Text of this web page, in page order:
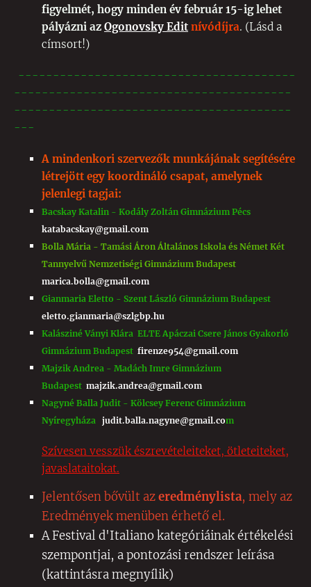
figyelmét, hogy minden év február 15-ig lehet
pályázni az Ogonovsky Edit nívódíjra. (Lásd a
címsort!)
----------------------------------------
----------------------------------------
----------------------------------------
---
A mindenkori szervezők munkájának segítésére
létrejött egy koordináló csapat, amelynek
jelenlegi tagjai:
Bacskay Katalin - Kodály Zoltán Gimnázium Pécs
katabacskay@gmail.com
Bolla Mária - Tamási Áron Általános Iskola és Német Két
Tannyelvű Nemzetiségi Gimnázium Budapest
marica.bolla@gmail.com
Gianmaria Eletto - Szent László Gimnázium Budapest
eletto.gianmaria@szlgbp.hu
Kalásziné Ványi Klára ELTE Apáczai Csere János Gyakorló
Gimnázium Budapest firenze954@gmail.com
Majzik Andrea - Madách Imre Gimnázium
Budapest majzik.andrea@gmail.com
Nagyné Balla Judit - Kölcsey Ferenc Gimnázium
Nyíregyháza judit.balla.nagyne@gmail.com
Szívesen vesszük észrevételeiteket, ötleteiteket,
javaslataitokat.
Jelentősen bővült azeredménylista, mely az
Eredmények menüben érhető el.
A Festival d'Italiano kategóriáinak értékelési
szempontjai, a pontozási rendszer leírása
(kattintásra megnyílik)